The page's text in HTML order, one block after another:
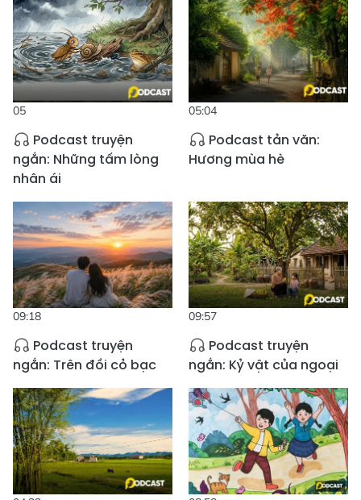
05
Podcast truyện
ngắn: Những tấm lòng
nhân ái
05:04
Podcast tản văn:
Hương mùa hè
09:18
Podcast truyện
ngắn: Trên đồi cỏ bạc
09:57
Podcast truyện
ngắn: Kỷ vật của ngoại